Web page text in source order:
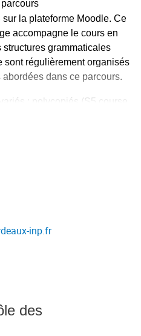
et équations
pour préparer la
C12, C13 / N1–N3)
la plateforme Moodle. Ce
accompagne le cours en
grammaticales
sont régulièrement organisés
dans ce parcours.
: polycopiés (S5 course
inp.fr
des